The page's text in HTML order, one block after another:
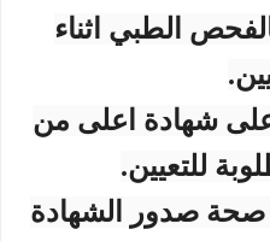
الطبي اثناء
على شهادة اعلى من
للتعيين.
صحة صدور الشهادة